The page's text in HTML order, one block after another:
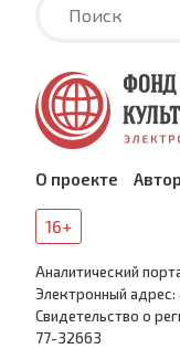
О проекте
16+
Аналитический
Электронный адрес:
Cвидетельство о
77-32663